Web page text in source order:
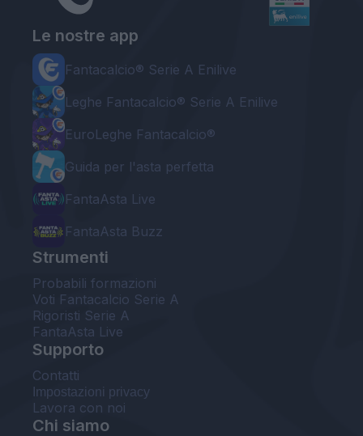
Le nostre app
Fantacalcio® Serie A Enilive
Leghe Fantacalcio® Serie A Enilive
EuroLeghe Fantacalcio®
Guida per l'asta perfetta
FantaAsta Live
FantaAsta Buzz
Strumenti
Probabili formazioni
Voti Fantacalcio Serie A
Rigoristi Serie A
FantaAsta Live
Supporto
Contatti
Impostazioni privacy
Lavora con noi
Chi siamo